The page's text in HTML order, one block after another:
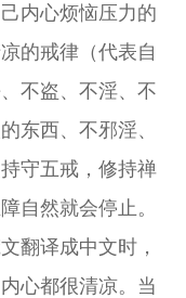
内心烦恼压力的
的戒律（代表自
不盗、不淫、不
东西、不邪淫、
守五戒，修持禅
自然就会停止。
翻译成中文时，
心都很清凉。当